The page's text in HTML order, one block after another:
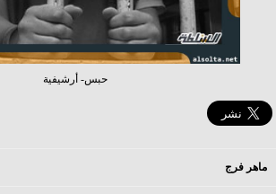
حبس- أرشيفية
ماهر فرج